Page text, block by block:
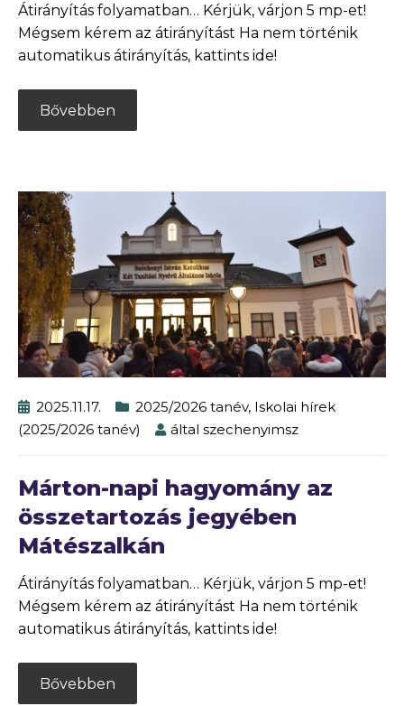
Átirányítás folyamatban… Kérjük, várjon 5 mp-et!
Mégsem kérem az átirányítást Ha nem történik
automatikus átirányítás, kattints ide!
Bővebben
2025.11.17. 2025/2026 tanév, Iskolai hírek
(2025/2026 tanév)
által szechenyimsz
Márton-napi hagyomány az
összetartozás jegyében
Mátészalkán
Átirányítás folyamatban… Kérjük, várjon 5 mp-et!
Mégsem kérem az átirányítást Ha nem történik
automatikus átirányítás, kattints ide!
Bővebben